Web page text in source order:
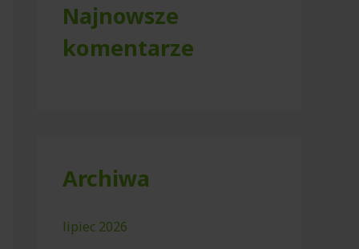
Najnowsze
komentarze
Archiwa
lipiec 2026